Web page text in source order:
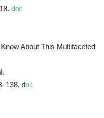
doi:
About This Multifaceted
doi: